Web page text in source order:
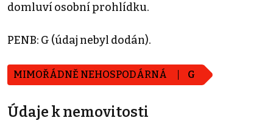
domluví osobní prohlídku.
PENB: G (údaj nebyl dodán).
MIMOŘÁDNĚ NEHOSPODÁRNÁ G
Údaje k nemovitosti